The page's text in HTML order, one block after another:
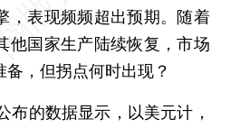
，表现频频超出预期。随着
他国家生产陆续恢复，市场
，但拐点何时出现？
的数据显示，以美元计，